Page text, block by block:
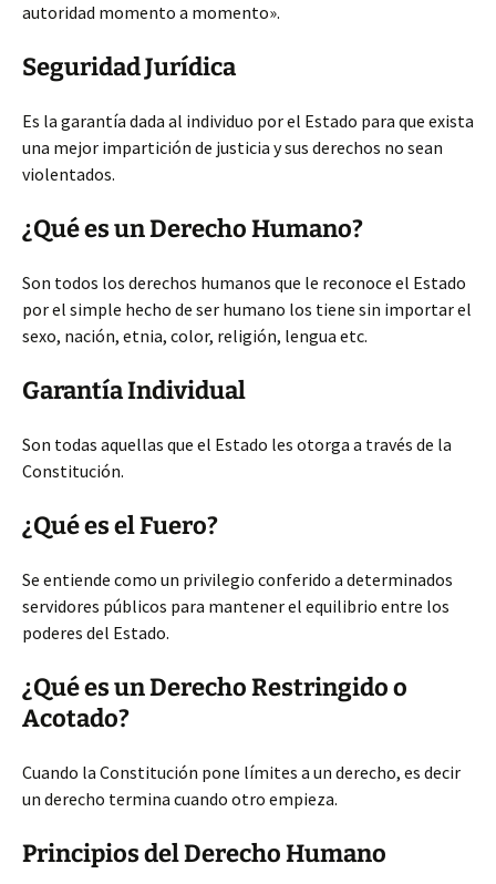
autoridad momento a momento».
Seguridad Jurídica
Es la garantía dada al individuo por el Estado para que exista
una mejor impartición de justicia y sus derechos no sean
violentados.
¿Qué es un Derecho Humano?
Son todos los derechos humanos que le reconoce el Estado
por el simple hecho de ser humano los tiene sin importar el
sexo, nación, etnia, color, religión, lengua etc.
Garantía Individual
Son todas aquellas que el Estado les otorga a través de la
Constitución.
¿Qué es el Fuero?
Se entiende como un privilegio conferido a determinados
servidores públicos para mantener el equilibrio entre los
poderes del Estado.
¿Qué es un Derecho Restringido o
Acotado?
Cuando la Constitución pone límites a un derecho, es decir
un derecho termina cuando otro empieza.
Principios del Derecho Humano